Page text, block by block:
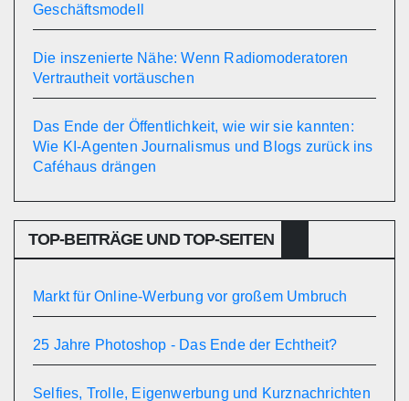
Geschäftsmodell
Die inszenierte Nähe: Wenn Radiomoderatoren
Vertrautheit vortäuschen
Das Ende der Öffentlichkeit, wie wir sie kannten:
Wie KI-Agenten Journalismus und Blogs zurück ins
Caféhaus drängen
TOP-BEITRÄGE UND TOP-SEITEN
Markt für Online-Werbung vor großem Umbruch
25 Jahre Photoshop - Das Ende der Echtheit?
Selfies, Trolle, Eigenwerbung und Kurznachrichten